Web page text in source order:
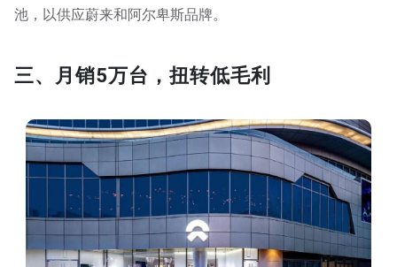
池，以供应蔚来和阿尔卑斯品牌。
三、月销5万台，扭转低毛利